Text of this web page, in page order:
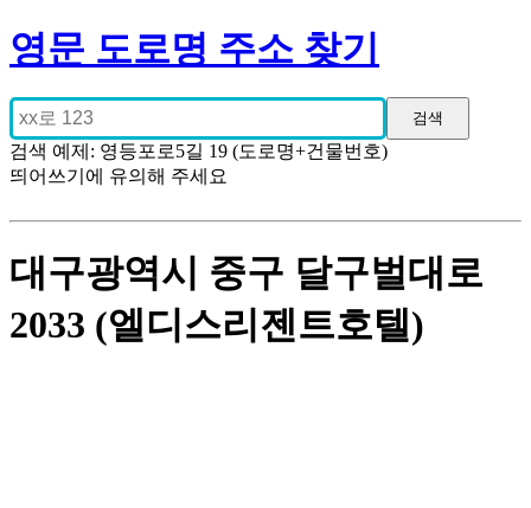
영문 도로명 주소 찾기
검색 예제: 영등포로5길 19 (도로명+건물번호)
띄어쓰기에 유의해 주세요
대구광역시 중구 달구벌대로
2033 (엘디스리젠트호텔)